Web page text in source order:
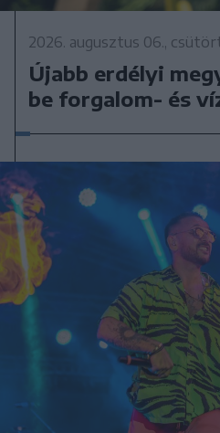
2026. augusztus 06.,
Újabb erdélyi
be forgalom- és